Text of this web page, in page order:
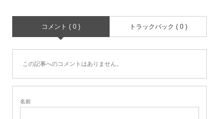
コメント ( 0 ) トラックバック ( 0 )
この記事へのコメントはありません。
名前